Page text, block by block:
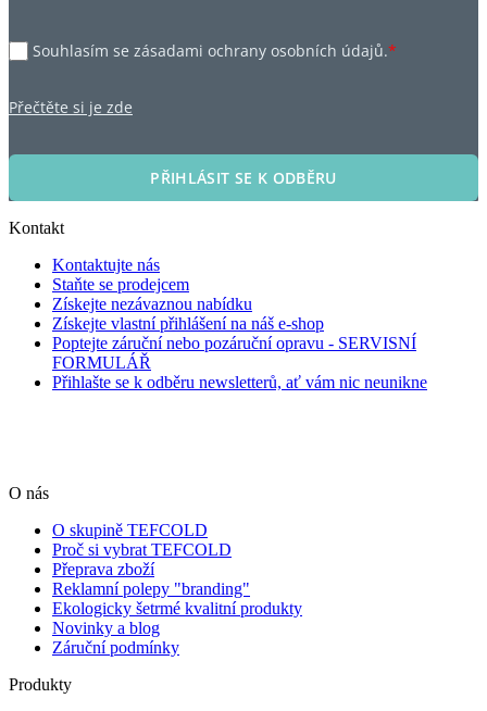
Souhlasím se zásadami ochrany osobních údajů.*
Přečtěte si je zde
PŘIHLÁSIT SE K ODBĚRU
Kontakt
Kontaktujte nás
Staňte se prodejcem
Získejte nezávaznou nabídku
Získejte vlastní přihlášení na náš e-shop
Poptejte záruční nebo pozáruční opravu - SERVISNÍ
FORMULÁŘ
Přihlašte se k odběru newsletterů, ať vám nic neunikne
O nás
O skupině TEFCOLD
Proč si vybrat TEFCOLD
Přeprava zboží
Reklamní polepy "branding"
Ekologicky šetrmé kvalitní produkty
Novinky a blog
Záruční podmínky
Produkty